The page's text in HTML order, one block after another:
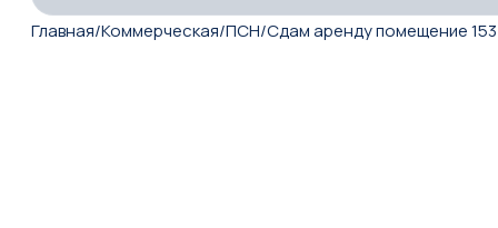
Главная/Коммерческая/ПСН/Сдам аренду помещение